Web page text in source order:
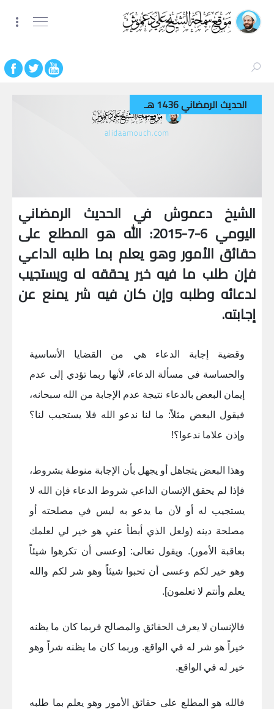
الحديث الرمضاني 1436 هـ
الشيخ دعموش في الحديث الرمضاني
اليومي 6-7-2015: الله هو المطلع على
حقائق الأمور وهو يعلم بما طلبه الداعي
فإن طلب ما فيه خير يحققه له ويستجيب
لدعائه وطلبه وإن كان فيه شر يمنع عن
إجابته.
وقضية إجابة الدعاء هي من القضايا الأساسية
والحساسة في مسألة الدعاء، لأنها ربما تؤدي إلى عدم
إيمان البعض بالدعاء نتيجة عدم الإجابة من الله سبحانه،
فيقول البعض مثلاً: ما لنا ندعو الله فلا يستجيب لنا؟
وإذن علاما ندعوا؟!
وهذا البعض يتجاهل أو يجهل بأن الإجابة منوطة بشروط،
فإذا لم يحقق الإنسان الداعي شروط الدعاء فإن الله لا
يستجيب له أو لأن ما يدعو به ليس في مصلحته أو
مصلحة دينه (ولعل الذي أبطأ عني هو خير لي لعلمك
بعاقبة الأمور). ويقول تعالى: [وعسى أن تكرهوا شيئاً
وهو خير لكم وعسى أن تحبوا شيئاً وهو شر لكم والله
يعلم وأنتم لا تعلمون].
فالإنسان لا يعرف الحقائق والمصالح فربما كان ما يظنه
خيراً هو شر له في الواقع. وربما كان ما يظنه شراً وهو
خير له في الواقع.
فالله هو المطلع على حقائق الأمور وهو يعلم بما طلبه